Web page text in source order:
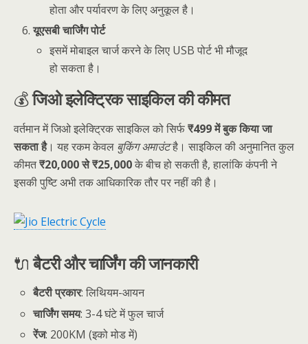
होता और पर्यावरण के लिए अनुकूल है।
यूएसबी चार्जिंग पोर्ट
इसमें मोबाइल चार्ज करने के लिए USB पोर्ट भी मौजूद
हो सकता है।
💰जिओ इलेक्ट्रिक साइकिल की कीमत
वर्तमान में जिओ इलेक्ट्रिक साइकिल को सिर्फ₹499 में बुक किया जा
सकता है। यह रकम केवल बुकिंग अमाउंटहै। साइकिल की अनुमानित कुल
कीमत₹20,000 से ₹25,000के बीच हो सकती है, हालांकि कंपनी ने
इसकी पुष्टि अभी तक आधिकारिक तौर पर नहीं की है।
🔌बैटरी और चार्जिंग की जानकारी
बैटरी प्रकार: लिथियम-आयन
चार्जिंग समय: 3-4 घंटे में फुल चार्ज
रेंज: 200KM (इको मोड में)